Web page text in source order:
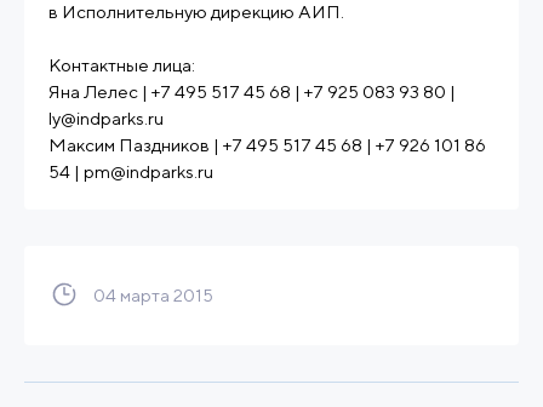
в Исполнительную дирекцию АИП.
Контактные лица:
Яна Лелес | +7 495 517 45 68 | +7 925 083 93 80 |
ly@indparks.ru
Максим Паздников | +7 495 517 45 68 | +7 926 101 86
54 | pm@indparks.ru
04 марта 2015